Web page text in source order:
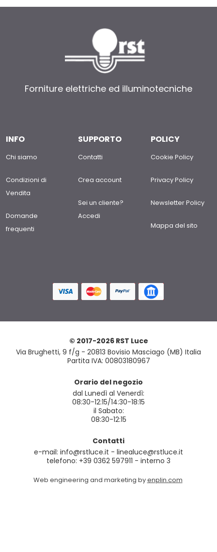
Forniture elettriche ed illuminotecniche
INFO
Chi siamo
Condizioni di
Vendita
Domande
frequenti
SUPPORTO
Contatti
Crea account
Sei un cliente?
Accedi
POLICY
Cookie Policy
Privacy Policy
Newsletter Policy
Mappa del sito
© 2017-2026 RST Luce
Via Brughetti, 9 f/g - 20813 Bovisio Masciago (MB) Italia
Partita IVA: 00803180967
Orario del negozio
dal Lunedì al Venerdì:
08:30-12:15/14:30-18:15
il Sabato:
08:30-12:15
Contatti
e-mail: info@rstluce.it - linealuce@rstluce.it
telefono: +39 0362 597911 - interno 3
Web engineering and marketing byenplin.com